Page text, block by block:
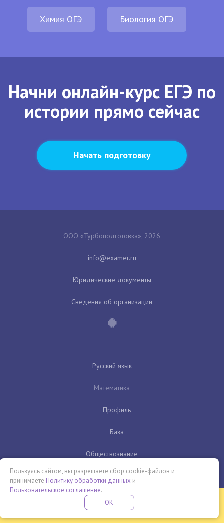
Химия ОГЭ Биология ОГЭ
Начни онлайн-курс ЕГЭ по
истории прямо сейчас
Начать подготовку
ООО «Турбоподготовка», 2026
Юридические документы
Сведения об организации
Русский язык
Математика
Профиль
База
Обществознание
Физика
История
Бесплатная летняя школа
ПРОВЕДИ ЭТО ЛЕТО С ПОЛЬЗОЙ
Пользуясь сайтом, вы разрешаете сбор cookie-файлов и
принимаете Политику обработки данных и
Пользовательское соглашение.
OK